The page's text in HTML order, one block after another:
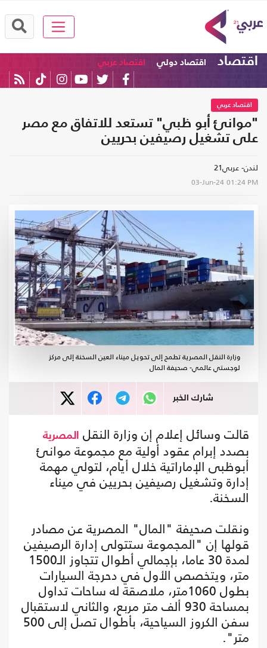
اقتصاد اقتصاد دولي اقتصاد عربي
اقتصاد عربي
"موانئ أبو ظبي" تستعد للاتفاق مع مصر
على تشغيل رصيفين بحريين
لندن- عربي21
03-Jun-24 01:24 PM
وزارة النقل المصرية تطمح إلى تحويل ميناء العين السخنة إلى مركز
لوجستي عالمي- صحيفة المال
شارك الخبر
قالت وسائل إعلام إن وزارة النقل المصرية
بصدد إبرام عقود أولية مع مجموعة موانئ
أبوظبى الإماراتية خلال أيام، لتولي مهمة
إدارة وتشغيل رصيفين بحريين في ميناء
السخنة.
ونقلت صحيفة "المال" المصرية عن مصادر
قولها إن "المجموعة ستتولى إدارة الرصيفين
لمدة 30 عاما، بإجمالي أطوال تتجاوز الـ1500
متر، ويتخصص الأول في دحرجة السيارات
بطول 1060متر، ملاصقة له ساحات تداول
بمساحة 930 ألف متر مربع، والثاني لاستقبال
سفن الكروز السياحية، بأطوال تصل إلى 500
متر".